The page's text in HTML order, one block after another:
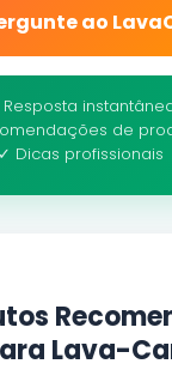
ao
de
✓ Dicas profissionais
Lava-